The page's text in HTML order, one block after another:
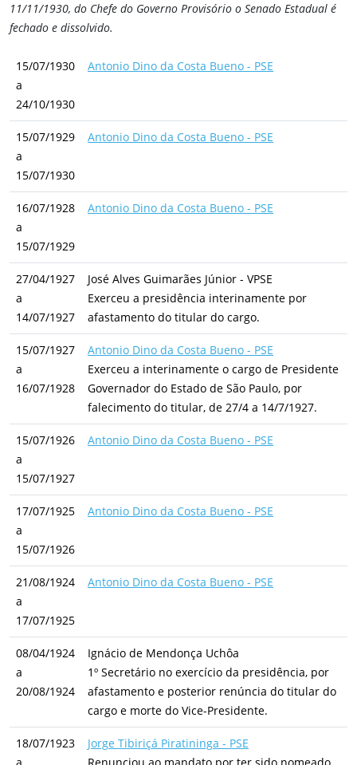
11/11/1930, do Chefe do Governo Provisório o Senado Estadual é
fechado e dissolvido.
15/07/1930
a
24/10/1930
Antonio Dino da Costa Bueno - PSE
15/07/1929
a
15/07/1930
Antonio Dino da Costa Bueno - PSE
16/07/1928
a
15/07/1929
Antonio Dino da Costa Bueno - PSE
27/04/1927
a
14/07/1927
José Alves Guimarães Júnior - VPSE
Exerceu a presidência interinamente por
afastamento do titular do cargo.
15/07/1927
a
16/07/1928
Antonio Dino da Costa Bueno - PSE
Exerceu a interinamente o cargo de Presidente
Governador do Estado de São Paulo, por
falecimento do titular, de 27/4 a 14/7/1927.
15/07/1926
a
15/07/1927
Antonio Dino da Costa Bueno - PSE
17/07/1925
a
15/07/1926
Antonio Dino da Costa Bueno - PSE
21/08/1924
a
17/07/1925
Antonio Dino da Costa Bueno - PSE
08/04/1924
a
20/08/1924
Ignácio de Mendonça Uchôa
1º Secretário no exercício da presidência, por
afastamento e posterior renúncia do titular do
cargo e morte do Vice-Presidente.
18/07/1923
Jorge Tibiriçá Piratininga - PSE